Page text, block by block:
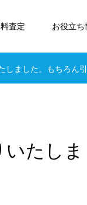
査定 お役立ち
ました。もちろん
たしま